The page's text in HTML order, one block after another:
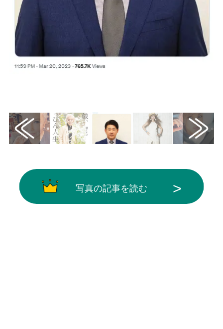
写真の記事を読む